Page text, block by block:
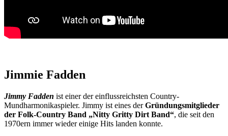
Jimmie Fadden
Jimmy Fadden ist einer der einflussreichsten Country-
Mundharmonikaspieler. Jimmy ist eines derGründungsmitglieder
der Folk-Country Band „Nitty Gritty Dirt Band“, die seit den
1970ern immer wieder einige Hits landen konnte.